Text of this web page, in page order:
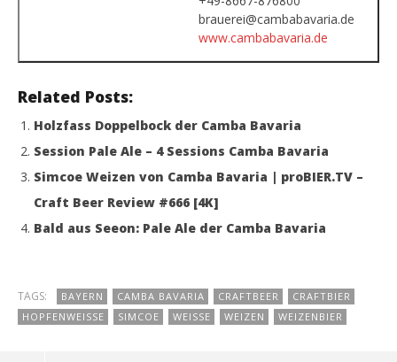
brauerei@cambabavaria.de
www.cambabavaria.de
Related Posts:
Holzfass Doppelbock der Camba Bavaria
Session Pale Ale – 4 Sessions Camba Bavaria
Simcoe Weizen von Camba Bavaria | proBIER.TV –
Craft Beer Review #666 [4K]
Bald aus Seeon: Pale Ale der Camba Bavaria
TAGS: BAYERN CAMBA BAVARIA CRAFTBEER
CRAFTBIER
HOPFENWEISSE
SIMCOE WEISSE WEIZEN WEIZENBIER